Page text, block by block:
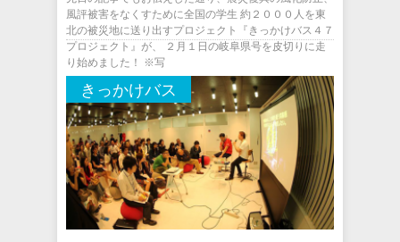
風評被害をなくすために全国の学生 約２０００人を東
北の被災地に送り出すプロジェクト『きっかけバス４７
プロジェクト』が、 ２月１日の岐阜県号を皮切りに走
り始めました！ ※写
きっかけバス